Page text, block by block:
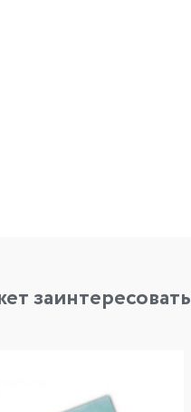
заинтересовать